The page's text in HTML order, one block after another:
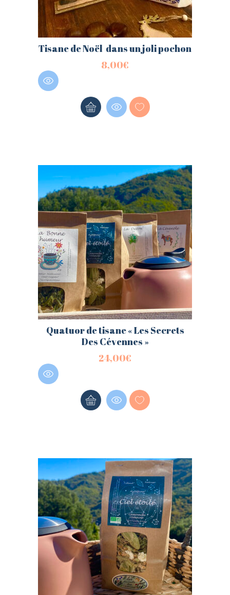
Tisane de Noël dans un joli pochon
8,00€
Quatuor de tisane « Les Secrets
Des Cévennes »
24,00€